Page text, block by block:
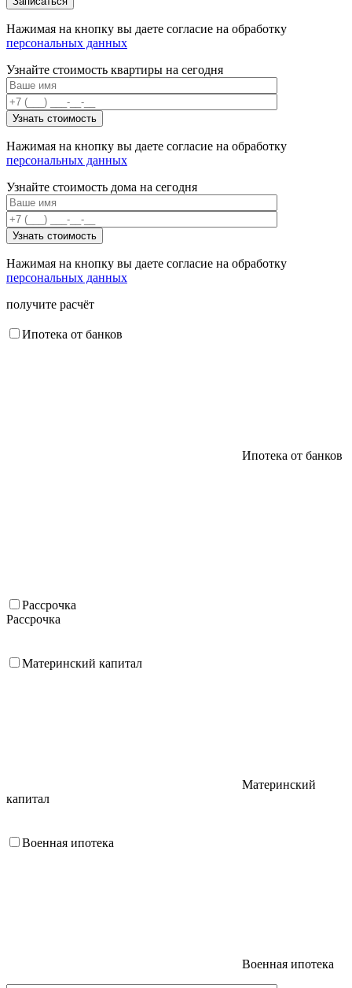
Нажимая на кнопку вы даете согласие на обработку
персональных данных
Узнайте стоимость квартиры на сегодня
Нажимая на кнопку вы даете согласие на обработку
персональных данных
Узнайте стоимость дома на сегодня
Нажимая на кнопку вы даете согласие на обработку
персональных данных
получите расчёт
Ипотека от банков
Ипотека от банков
Рассрочка
Рассрочка
Материнский капитал
Материнский
капитал
Военная ипотека
Военная ипотека